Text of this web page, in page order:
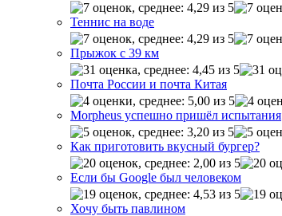
Теннис на воде
Прыжок с 39 км
Почта России и почта Китая
Morpheus успешно пришёл испытания
Как приготовить вкусный бургер?
Если бы Google был человеком
Хочу быть павлином